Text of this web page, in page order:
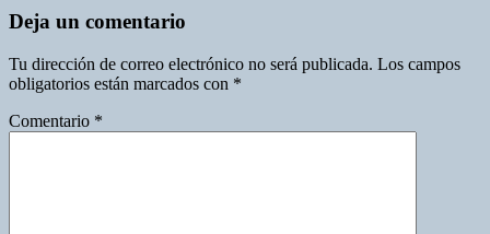
Deja un comentario
Tu dirección de correo electrónico no será publicada. Los campos
obligatorios están marcados con *
Comentario *